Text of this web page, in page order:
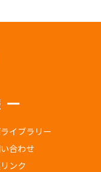
イブラリー
合わせ
ンク